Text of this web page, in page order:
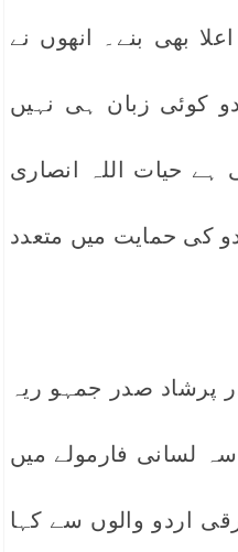
بھی بنے۔ انھوں نے
کوئی زبان ہی نہیں
حیات اللہ انصاری
کی حمایت میں متعدد
پرشاد صدر جمہو ریہ
سہ لسانی فارمولے میں
اردو والوں سے کہا